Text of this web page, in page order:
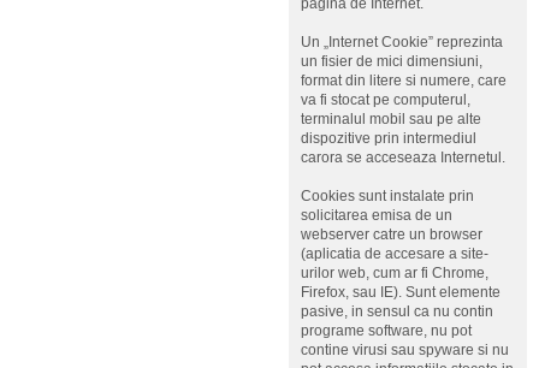
pagina de Internet.
Un „Internet Cookie” reprezinta
un fisier de mici dimensiuni,
format din litere si numere, care
va fi stocat pe computerul,
terminalul mobil sau pe alte
dispozitive prin intermediul
carora se acceseaza Internetul.
Cookies sunt instalate prin
solicitarea emisa de un
webserver catre un browser
(aplicatia de accesare a site-
urilor web, cum ar fi Chrome,
Firefox, sau IE). Sunt elemente
pasive, in sensul ca nu contin
programe software, nu pot
contine virusi sau spyware si nu